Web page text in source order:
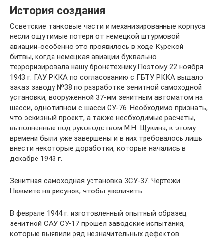
История создания
Советские танковые части и механизированные корпуса
несли ощутимые потери от немецкой штурмовой
авиации-особенно это проявилось в ходе Курской
битвы, когда немецкая авиации буквально
терроризировала нашу бронетехнику.Поэтому 22 ноября
1943 г. ГАУ РККА по согласованию с ГБТУ РККА выдало
заказ заводу №38 по разработке зенитной самоходной
установки, вооруженной 37-мм зенитным автоматом на
шасси, однотипном с шасси СУ-76. Необходимо признать,
что эскизный проект, а также необходимые расчеты,
выполненные под руководством М.Н. Щукина, к этому
времени были уже завершены и в них требовалось лишь
внести некоторые доработки, которые начались в
декабре 1943 г.
Зенитная самоходная установка ЗСУ-37. Чертежи.
Нажмите на рисунок, чтобы увеличить.
В феврале 1944 г. изготовленный опытный образец
зенитной САУ СУ-17 прошел заводские испытания,
которые выявили ряд незначительных дефектов.